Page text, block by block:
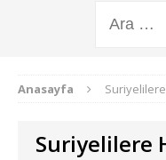
Anasayfa Suriyelilere
Suriyelilere